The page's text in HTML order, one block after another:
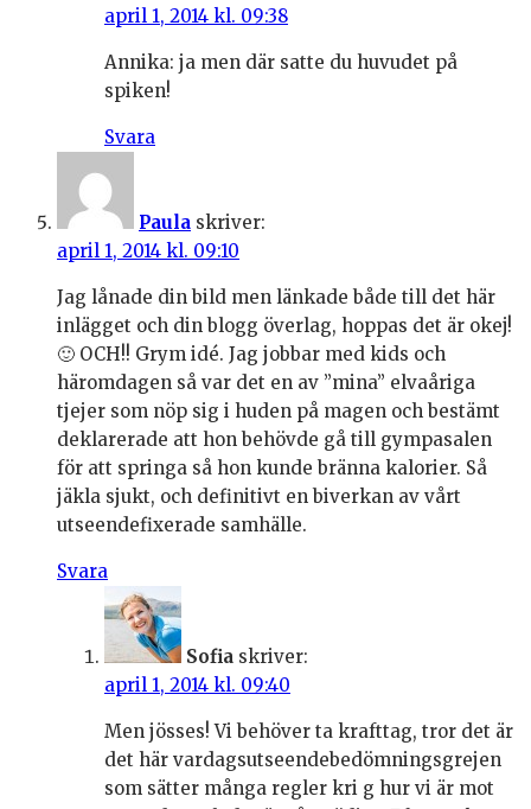
april 1, 2014 kl. 09:38
Annika: ja men där satte du huvudet på
spiken!
Svara
Paula skriver:
april 1, 2014 kl. 09:10
Jag lånade din bild men länkade både till det här
inlägget och din blogg överlag, hoppas det är okej!
🙂 OCH!! Grym idé. Jag jobbar med kids och
häromdagen så var det en av ”mina” elvaåriga
tjejer som nöp sig i huden på magen och bestämt
deklarerade att hon behövde gå till gympasalen
för att springa så hon kunde bränna kalorier. Så
jäkla sjukt, och definitivt en biverkan av vårt
utseendefixerade samhälle.
Svara
Sofia skriver:
april 1, 2014 kl. 09:40
Men jösses! Vi behöver ta krafttag, tror det är
det här vardagsutseendebedömningsgrejen
som sätter många regler kri g hur vi är mot